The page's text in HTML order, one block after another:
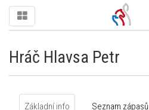
Hráč Hlavsa Petr
Základní info Seznam zápasů